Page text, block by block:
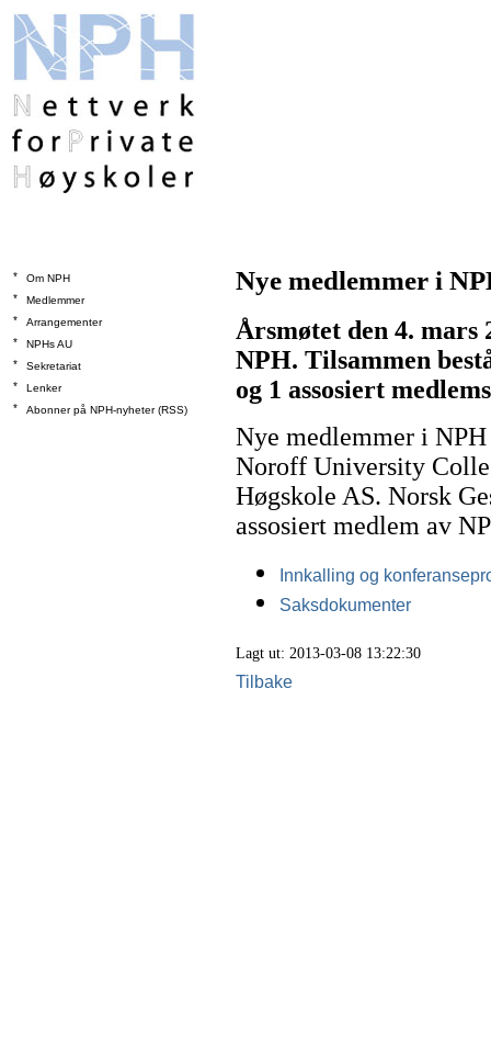
*
Om NPH
*
Medlemmer
*
Arrangementer
*
NPHs AU
*
Sekretariat
*
Lenker
*
Abonner på NPH-nyheter (RSS)
Nye medlemmer i
Årsmøtet den 4. mars
NPH. Tilsammen
og 1 assosiert
Nye medlemmer i
Noroff University
Høgskole AS. Norsk
assosiert medlem av
Innkalling og
Saksdokumenter
Lagt ut: 2013-03-08 13:22:30
Tilbake